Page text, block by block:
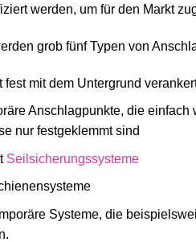
werden, um für den Markt
grob fünf Typen von
fest mit dem Untergrund
Anschlagpunkte, die einfach
nur festgeklemmt sind
Seilsicherungssysteme
Systeme, die